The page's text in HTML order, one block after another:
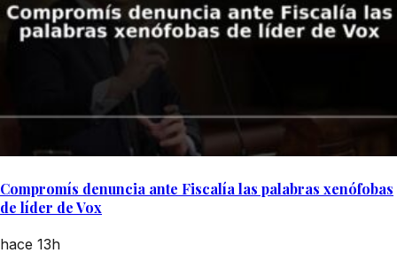
Compromís denuncia ante Fiscalía las palabras xenófobas
de líder de Vox
hace 13h